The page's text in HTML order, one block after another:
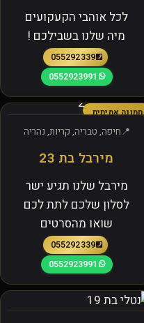
לכל אוהבי הקעקועים
מיה שלנו בשבילכם !
0552923391
0552923991
תמונה אמיתית
חיפה, טבריה, קריות, נהריה
מירבל בת 23
מירבל שלנו תגיע ישר
לסלון שלכם לתת לכם
שואו מהסרטים
0552923391
0552923991